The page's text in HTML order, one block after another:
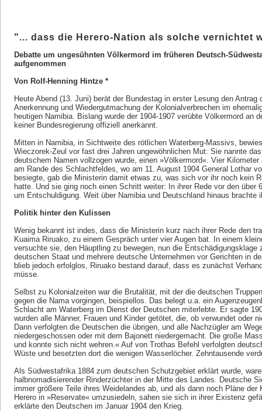
"... dass die Herero-Nation als solche vernichtet
Debatte um ungesühnten Völkermord im früheren Deutsch-
aufgenommen
Von Rolf-Henning Hintze *
Heute Abend (13. Juni) berät der Bundestag in erster Lesung den
Anerkennung und Wiedergutmachung der Kolonialverbrechen im
heutigen Namibia. Bislang wurde der 1904-1907 verübte Völkermord an
keiner Bundesregierung offiziell anerkannt.
Mitten in Namibia, in Sichtweite des rötlichen Waterberg-Massivs,
Wieczorek-Zeul vor fast drei Jahren ungewöhnlichen Mut: Sie nannte
deutschem Namen vollzogen wurde, einen »Völkermord«. Vier
am Rande des Schlachtfeldes, wo am 11. August 1904 General Lothar
besiegte, gab die Ministerin damit etwas zu, was sich vor ihr noch kein
hatte. Und sie ging noch einen Schritt weiter: In ihrer Rede vor den über
um Entschuldigung. Weit über Namibia und Deutschland hinaus brachte
Politik hinter den Kulissen
Wenig bekannt ist indes, dass die Ministerin kurz nach ihrer Rede den
Kuaima Riruako, zu einem Gespräch unter vier Augen bat. In einem
versuchte sie, den Häuptling zu bewegen, nun die Entschädigungsklage
deutschen Staat und mehrere deutsche Unternehmen vor Gerichten in
blieb jedoch erfolglos, Riruako bestand darauf, dass es zunächst
müsse.
Selbst zu Kolonialzeiten war die Brutalität, mit der die deutschen
gegen die Nama vorgingen, beispiellos. Das belegt u.a. ein
Schlacht am Waterberg im Dienst der Deutschen miterlebte. Er sagte
wurden alle Männer, Frauen und Kinder getötet, die, ob verwundet oder
Dann verfolgten die Deutschen die übrigen, und alle Nachzügler am
niedergeschossen oder mit dem Bajonett niedergemacht. Die große
und konnte sich nicht wehren.« Auf von Trothas Befehl verfolgten
Wüste und besetzten dort die wenigen Wasserlöcher. Zehntausende
Als Südwestafrika 1884 zum deutschen Schutzgebiet erklärt wurde,
halbnomadisierender Rinderzüchter in der Mitte des Landes. Deutsche
immer größere Teile ihres Weidelandes ab, und als dann noch Pläne der
Herero in »Reservate« umzusiedeln, sahen sie sich in ihrer Existenz
erklärte den Deutschen im Januar 1904 den Krieg.